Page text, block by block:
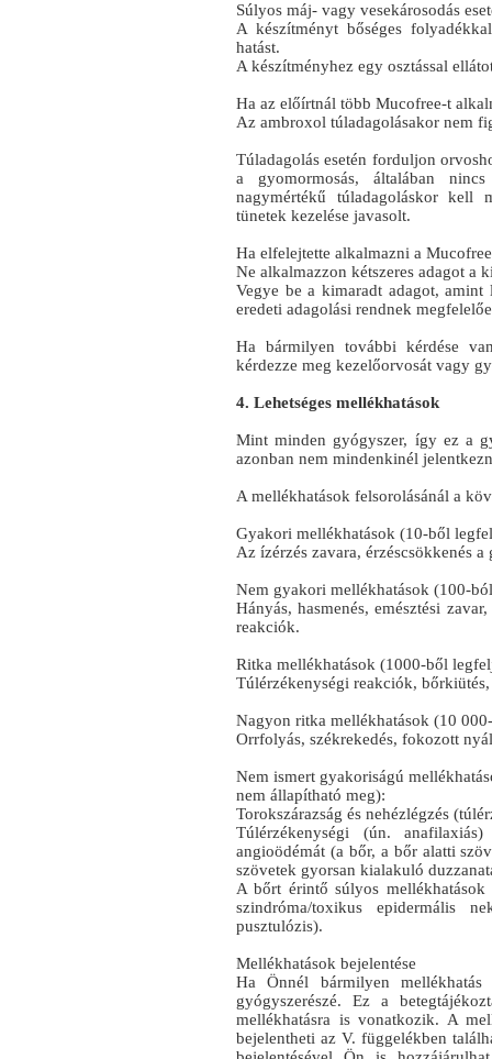
Súlyos máj- vagy vesekárosodás
A készítményt bőséges
hatást.
A készítményhez egy osztással
Ha az előírtnál több Mucofree-t
Az ambroxol túladagolásakor nem
Túladagolás esetén forduljon
a gyomormosás, általában
nagymértékű túladagoláskor kell
tünetek kezelése javasolt.
Ha elfelejtette alkalmazni a
Ne alkalmazzon kétszeres adagot a
Vegye be a kimaradt adagot, amint
eredeti adagolási rendnek
Ha bármilyen további kérdése
kérdezze meg kezelőorvosát vagy
4. Lehetséges mellékhatások
Mint minden gyógyszer, így ez a
azonban nem mindenkinél
A mellékhatások felsorolásánál a
Gyakori mellékhatások (10-ből
Az ízérzés zavara, érzéscsökkenés
Nem gyakori mellékhatások (100-
Hányás, hasmenés, emésztési
reakciók.
Ritka mellékhatások (1000-ből
Túlérzékenységi reakciók,
Nagyon ritka mellékhatások (10
Orrfolyás, székrekedés, fokozott
Nem ismert gyakoriságú
nem állapítható meg):
Torokszárazság és nehézlégzés
Túlérzékenységi (ún.
angioödémát (a bőr, a bőr alatti
szövetek gyorsan kialakuló
A bőrt érintő súlyos
szindróma/toxikus epidermális
pusztulózis).
Mellékhatások bejelentése
Ha Önnél bármilyen mellékhatás
gyógyszerészé. Ez a
mellékhatásra is vonatkozik. A
bejelentheti az V. függelékben